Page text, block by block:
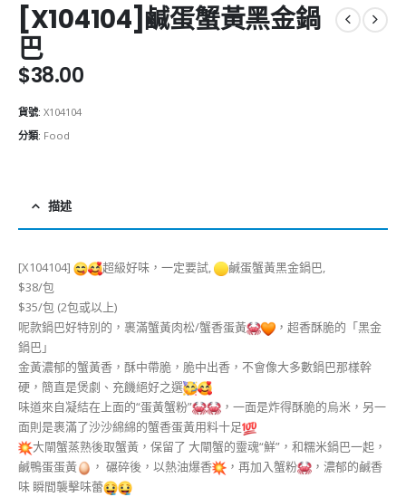
[X104104]鹹蛋蟹黃黑金鍋
巴
$38.00
貨號: X104104
分類: Food
描述
[X104104] 超級好味，一定要試,
鹹蛋蟹黃黑金鍋巴,
$38/包
$35/包 (2包或以上)
呢款鍋巴好特別的，裹滿蟹黃肉松/蟹香蛋黃
，超香酥脆的「黑金
鍋巴」
金黃濃郁的蟹黃香，酥中帶脆，脆中出香，不會像大多數鍋巴那樣幹
硬，簡直是煲劇、充饑絕好之選
味道來自凝結在上面的“蛋黃蟹粉”
，一面是炸得酥脆的烏米，另一
面則是裹滿了沙沙綿綿的蟹香蛋黃用料十足
大閘蟹蒸熟後取蟹黃，保留了 大閘蟹的靈魂“鮮”，和糯米鍋巴一起，
鹹鴨蛋蛋黃
， 碾碎後，以熱油爆香 ，再加入蟹粉
，濃郁的鹹香
味 瞬間襲擊味蕾